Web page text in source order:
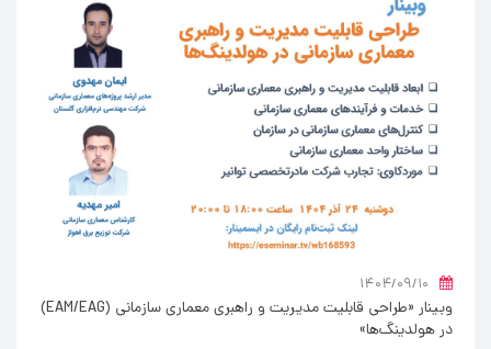
۱۴۰۴/۰۹/۱۰
وبینار «طراحی قابلیت مدیریت و راهبری معماری سازمانی (EAM/EAG)
در هولدینگ‌ها»